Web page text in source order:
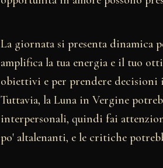
La giornata si presenta dinamica
amplifica la tua energia e il tuo
obiettivi e per prendere decisioni
Tuttavia, la Luna in Vergine
interpersonali, quindi fai
po' altalenanti, e le critiche